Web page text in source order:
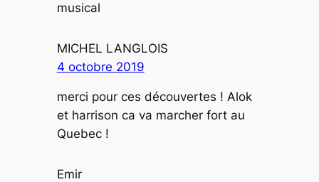
musical
MICHEL LANGLOIS
4 octobre 2019
merci pour ces découvertes ! Alok
et harrison ca va marcher fort au
Quebec !
Emir